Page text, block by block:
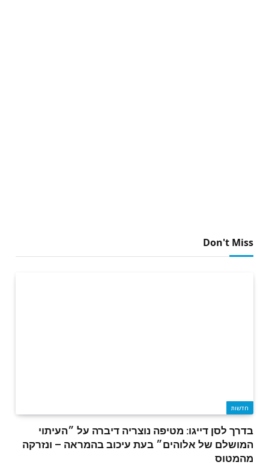
Don't Miss
חדשות
בדרך לסן דייגו: מטיפה נוצריה דיברה על ״העיתוי
המושלם של אלוהים״ בעת עיכוב בהמראה – ונזרקה
מהמטוס